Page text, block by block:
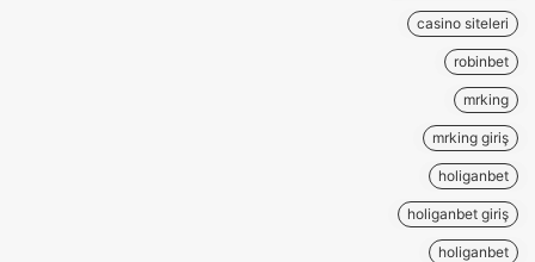
casino siteleri
robinbet
mrking
mrking giriş
holiganbet
holiganbet giriş
holiganbet